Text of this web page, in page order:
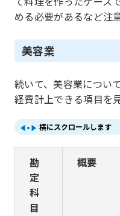
める必要があるなど注
美容業
続いて、美容業につい
経費計上できる項目を
横にスクロールします
勘
定
科
目
概要